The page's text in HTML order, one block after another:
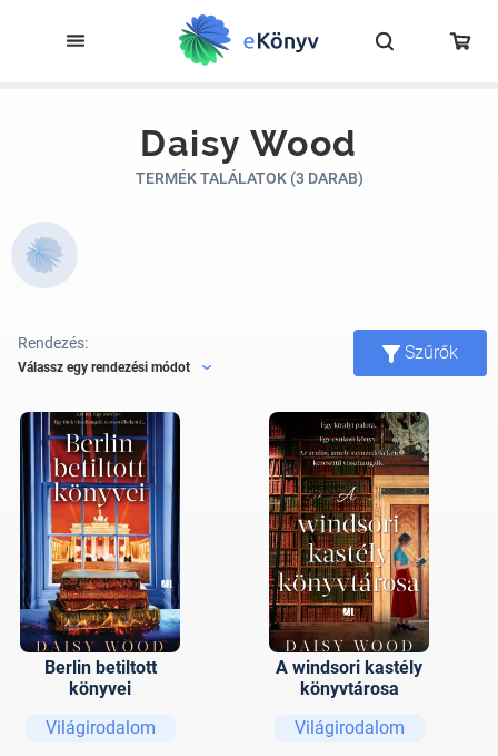
Daisy Wood
TERMÉK TALÁLATOK (3 DARAB)
Rendezés:
Válassz egy rendezési módot
Szűrők
Berlin betiltott
könyvei
Világirodalom
A windsori kastély
könyvtárosa
Világirodalom